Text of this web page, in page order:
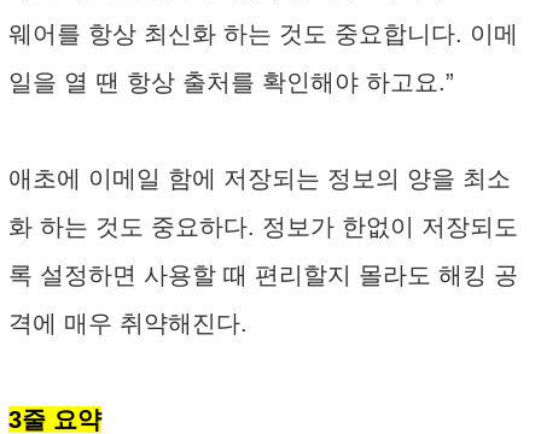
웨어를 항상 최신화 하는 것도 중요합니다. 이메
일을 열 땐 항상 출처를 확인해야 하고요.”
애초에 이메일 함에 저장되는 정보의 양을 최소
화 하는 것도 중요하다. 정보가 한없이 저장되도
록 설정하면 사용할 때 편리할지 몰라도 해킹 공
격에 매우 취약해진다.
3줄 요약